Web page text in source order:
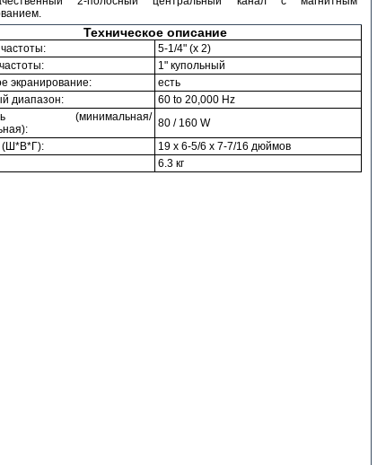
Техническое описание
5-1/4" (х 2)
1" купольный
экранирование:
есть
диапазон:
60 to 20,000 Hz
(минимальная/ 80 / 160 W
(Ш*В*Г):
19 х 6-5/6 х 7-7/16 дюймов
6.3 кг